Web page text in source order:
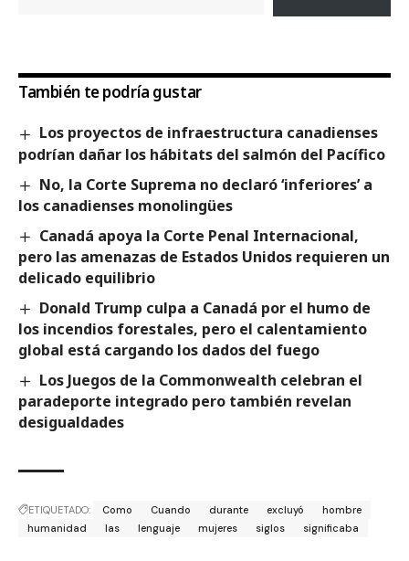
También te podría gustar
Los proyectos de infraestructura canadienses
podrían dañar los hábitats del salmón del Pacífico
No, la Corte Suprema no declaró ‘inferiores’ a
los canadienses monolingües
Canadá apoya la Corte Penal Internacional,
pero las amenazas de Estados Unidos requieren un
delicado equilibrio
Donald Trump culpa a Canadá por el humo de
los incendios forestales, pero el calentamiento
global está cargando los dados del fuego
Los Juegos de la Commonwealth celebran el
paradeporte integrado pero también revelan
desigualdades
ETIQUETADO: Como Cuando durante excluyó
hombre
humanidad
las lenguaje mujeres siglos significaba